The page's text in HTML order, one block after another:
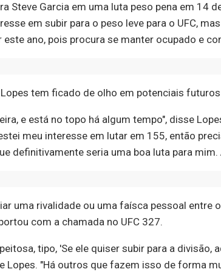
Steve Garcia em uma luta peso pena em 14
em subir para o peso leve para o UFC,
ano, pois procura se manter ocupado e
tem ficado de olho em potenciais
e está no topo há algum tempo", disse
meu interesse em lutar em 155, então
definitivamente seria uma boa luta para
uma rivalidade ou uma faísca pessoal entre
com a chamada no UFC 327.
tipo, 'Se ele quiser subir para a divisão,
Lopes. "Há outros que fazem isso de forma